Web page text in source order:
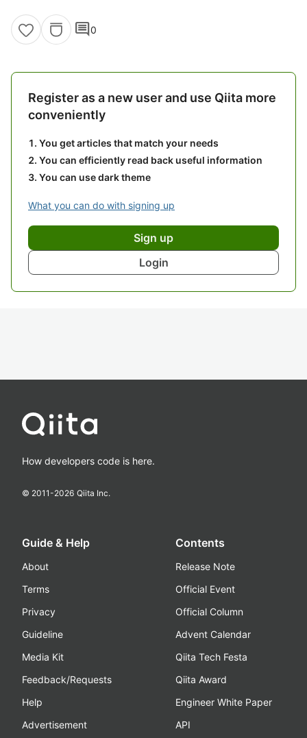
comment0
Register as a new user and use Qiita more
conveniently
You get articles that match your needs
You can efficiently read back useful information
You can use dark theme
What you can do with signing up
Sign up
Login
How developers code is here.
© 2011-2026 Qiita Inc.
Guide & Help
About
Terms
Privacy
Guideline
Media Kit
Feedback/Requests
Help
Advertisement
Contents
Release Note
Official Event
Official Column
Advent Calendar
Qiita Tech Festa
Qiita Award
Engineer White Paper
API